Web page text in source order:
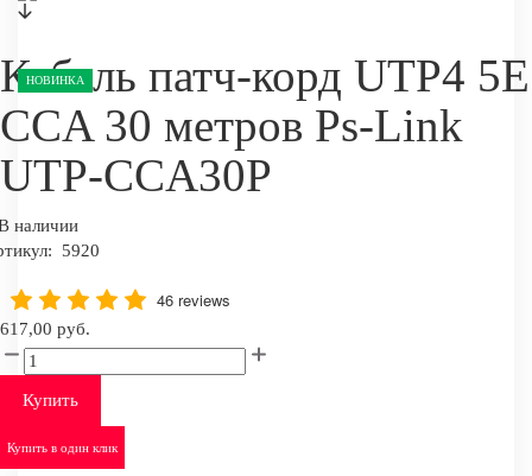
НОВИНКА
Кабель патч-корд UTP4 5E
CCA 30 метров Ps-Link
UTP-CCA30P
наличии
5920
46 reviews
617,00 руб.
Купить
Купить в один клик